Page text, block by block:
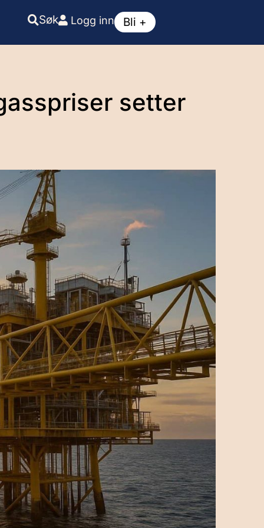
Søk Logg inn Bli +
setter